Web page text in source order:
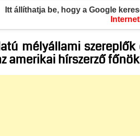
Itt állíthatja be, hogy a Google
mélyállami
amerikai hírszerző